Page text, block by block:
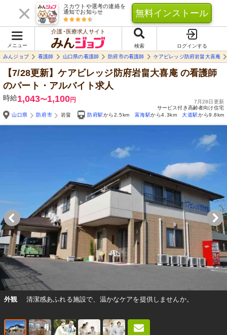
スカウトや選考の連絡を
通知でお知らせ
無料インストール
メニュー
介護･医療求人サイト
検索
ログインする
みんジョブ
看護師 山口県の看護師 防府市の看護師 ケアビレッジ防府岩畠大喜庵
【7/28更新】ケアビレッジ防府岩畠大喜庵の看護師
のパート・アルバイト求人
時給1,043〜1,100円
7月28日更新
サービス付き高齢者向け住宅
山口県
防府市 岩畠 防府駅から2.5km 富海駅から4.3km 大道駅から9.8km
外観 清潔感あふれる施設で、温かなケアを提供しませんか。